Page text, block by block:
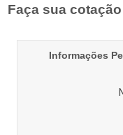
Faça sua cotação
Informações